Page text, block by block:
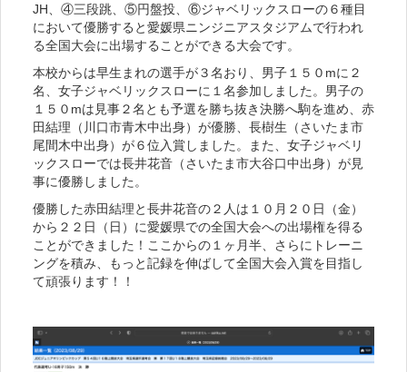
JH、④三段跳、⑤円盤投、⑥ジャベリックスローの６種目
において優勝すると愛媛県ニンジニアスタジアムで行われ
る全国大会に出場することができる大会です。
本校からは早生まれの選手が３名おり、男子１５０mに２
名、女子ジャベリックスローに１名参加しました。男子の
１５０mは見事２名とも予選を勝ち抜き決勝へ駒を進め、赤
田結理（川口市青木中出身）が優勝、長樹生（さいたま市
尾間木中出身）が６位入賞しました。また、女子ジャベリ
ックスローでは長井花音（さいたま市大谷口中出身）が見
事に優勝しました。
優勝した赤田結理と長井花音の２人は１０月２０日（金）
から２２日（日）に愛媛県での全国大会への出場権を得る
ことができました！ここからの１ヶ月半、さらにトレーニ
ングを積み、もっと記録を伸ばして全国大会入賞を目指し
て頑張ります！！